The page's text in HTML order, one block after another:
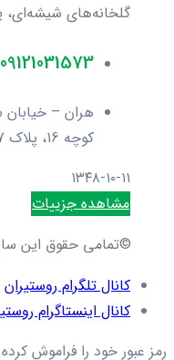
گلخانه‌های شیشه‌ای،
09121031573
هران – خیابان
کوچه 16، پلاک 7
۱۳۴۸-۱۰-۱۱
مشاهده جزییات
©تمامی حقوق این
کانال تلگرام روستیران
کانال اینستاگرام
رمز عبور خود را فراموش